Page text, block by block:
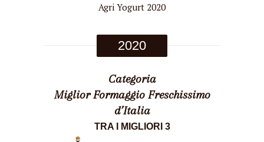
Agri Yogurt 2020
2020
Categoria
Miglior Formaggio Freschissimo
d’Italia
TRA I MIGLIORI 3